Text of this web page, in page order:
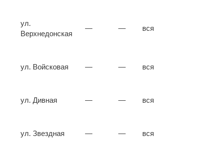
ул.
Верхнедонская
— — вся
ул. Войсковая — — вся
ул. Дивная — — вся
ул. Звездная — — вся